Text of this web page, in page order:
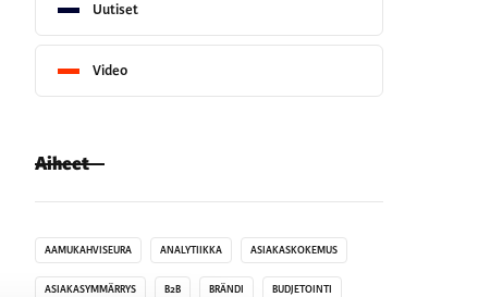
Uutiset
Video
Aiheet
AAMUKAHVISEURA ANALYTIIKKA ASIAKASKOKEMUS
ASIAKASYMMÄRRYS B2B BRÄNDI BUDJETOINTI